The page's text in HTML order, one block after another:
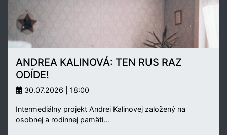
ANDREA KALINOVÁ: TEN RUS RAZ
ODÍDE!
30.07.2026 | 18:00
Intermediálny projekt Andrei Kalinovej založený na
osobnej a rodinnej pamäti…